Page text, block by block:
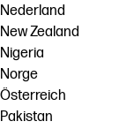
Nederland
New Zealand
Nigeria
Norge
Österreich
Pakistan